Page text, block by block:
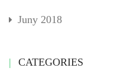
Juny 2018
CATEGORIES